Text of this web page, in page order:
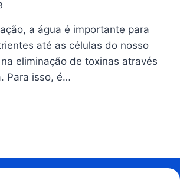
a água é importante para
até as células do nosso
eliminação de toxinas através
Para isso, é…